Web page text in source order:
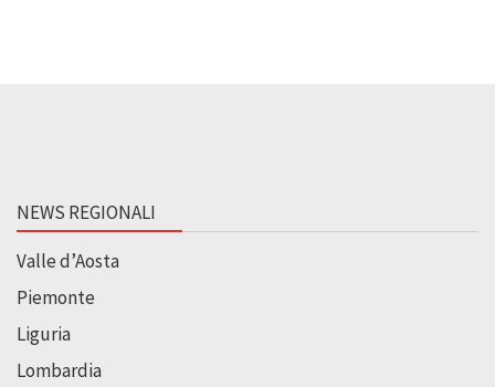
NEWS REGIONALI
Valle d’Aosta
Piemonte
Liguria
Lombardia